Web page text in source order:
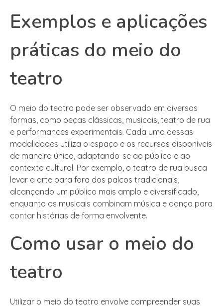
Exemplos e aplicações
práticas do meio do
teatro
O meio do teatro pode ser observado em diversas
formas, como peças clássicas, musicais, teatro de rua
e performances experimentais. Cada uma dessas
modalidades utiliza o espaço e os recursos disponíveis
de maneira única, adaptando-se ao público e ao
contexto cultural. Por exemplo, o teatro de rua busca
levar a arte para fora dos palcos tradicionais,
alcançando um público mais amplo e diversificado,
enquanto os musicais combinam música e dança para
contar histórias de forma envolvente.
Como usar o meio do
teatro
Utilizar o meio do teatro envolve compreender suas